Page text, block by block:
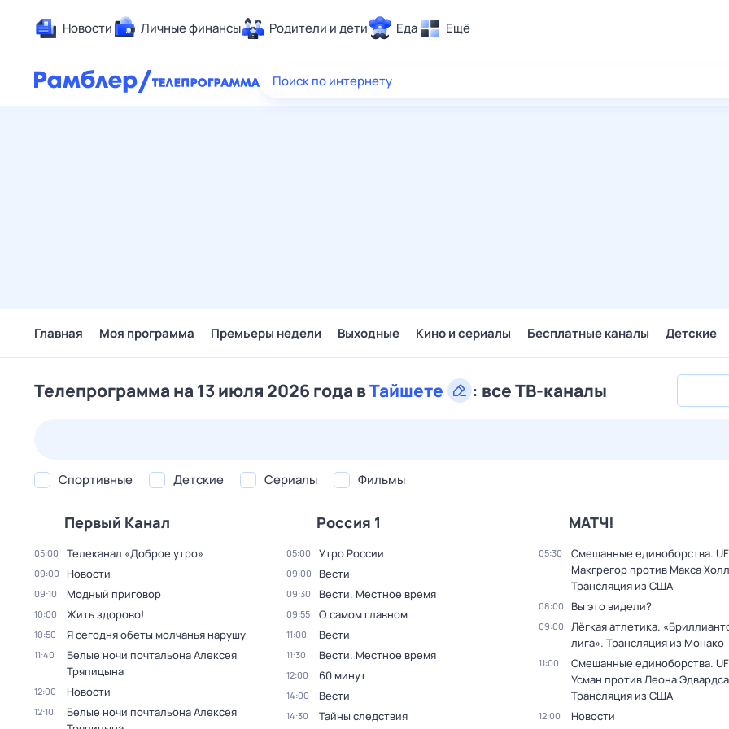
Новости Личные финансы Родители и дети Еда Ещё
Здоровье
Поиск по интернету
Главная Моя программа Премьеры недели Выходные Кино и сериалы Бесплатные каналы Детские
Телепрограмма на 13 июля 2026 года вТайшете : все ТВ-каналы
Спортивные Детские Сериалы Фильмы
Первый Канал
05:00 Телеканал «Доброе утро»
09:00 Новости
09:10 Модный приговор
10:00 Жить здорово!
10:50 Я сегодня обеты молчанья нарушу
11:40
Белые ночи почтальона Алексея
Тряпицына
12:00 Новости
12:10
Белые ночи почтальона Алексея
Россия 1
05:00 Утро России
09:00 Вести
09:30 Вести. Местное время
09:55 О самом главном
11:00 Вести
11:30 Вести. Местное время
12:00 60 минут
14:00 Вести
14:30 Тайны следствия
МАТЧ!
05:30
Смешанные единоборства.
Макгрегор против Макса
Трансляция из США
08:00 Вы это видели?
09:00
Лёгкая атлетика.
лига». Трансляция из Монако
11:00
Смешанные единоборства.
Усман против Леона
Трансляция из США
12:00 Новости